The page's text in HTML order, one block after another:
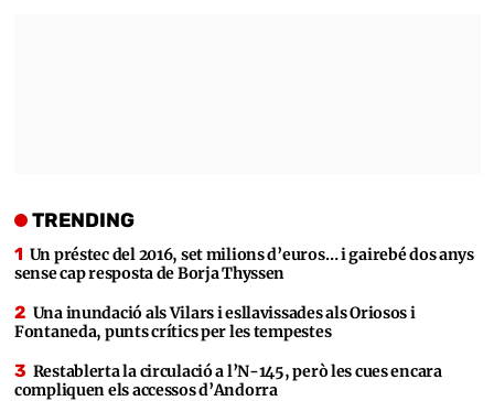
TRENDING
Un préstec del 2016, set milions d’euros… i gairebé dos anys
sense cap resposta de Borja Thyssen
Una inundació als Vilars i esllavissades als Oriosos i
Fontaneda, punts crítics per les tempestes
Restablerta la circulació a l’N-145, però les cues encara
compliquen els accessos d’Andorra